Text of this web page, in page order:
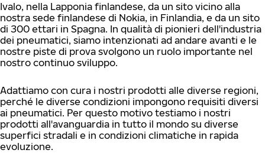
Ivalo, nella Lapponia finlandese, da un sito vicino alla
nostra sede finlandese di Nokia, in Finlandia, e da un sito
di 300 ettari in Spagna. In qualità di pionieri dell'industria
dei pneumatici, siamo intenzionati ad andare avanti e le
nostre piste di prova svolgono un ruolo importante nel
nostro continuo sviluppo.
Adattiamo con cura i nostri prodotti alle diverse regioni,
perché le diverse condizioni impongono requisiti diversi
ai pneumatici. Per questo motivo testiamo i nostri
prodotti all'avanguardia in tutto il mondo su diverse
superfici stradali e in condizioni climatiche in rapida
evoluzione.